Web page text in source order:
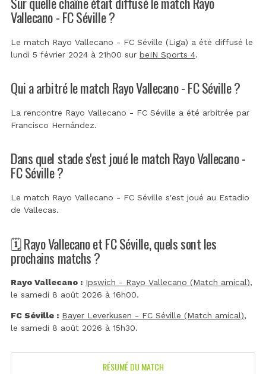
Vallecano - FC Séville ?
Le match Rayo Vallecano - FC Séville (Liga) a été diffusé le
lundi 5 février 2024 à 21h00 sur beIN Sports 4.
Qui a arbitré le match Rayo Vallecano - FC Séville ?
La rencontre Rayo Vallecano - FC Séville a été arbitrée par
Francisco Hernández.
Dans quel stade s'est joué le match Rayo Vallecano -
FC Séville ?
Le match Rayo Vallecano - FC Séville s'est joué au Estadio
de Vallecas.
🗓️ Rayo Vallecano et FC Séville, quels sont les
prochains matchs ?
Rayo Vallecano : Ipswich - Rayo Vallecano (Match amical),
le samedi 8 août 2026 à 16h00.
FC Séville : Bayer Leverkusen - FC Séville (Match amical),
le samedi 8 août 2026 à 15h30.
RÉSUMÉ DU MATCH